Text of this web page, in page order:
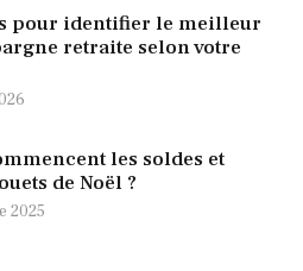
pour identifier le meilleur
retraite selon votre
les soldes et
de Noël ?
2025